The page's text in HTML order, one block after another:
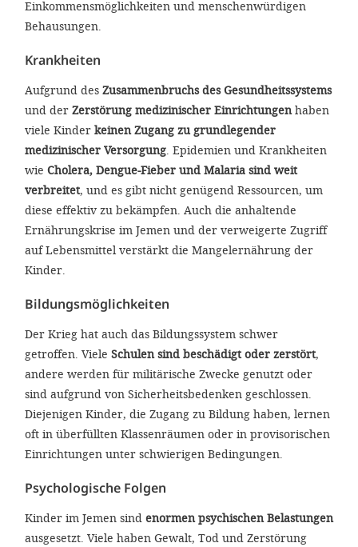
Einkommensmöglichkeiten und menschenwürdigen
Behausungen.
Krankheiten
Aufgrund des Zusammenbruchs des Gesundheitssystems
und der Zerstörung medizinischer Einrichtungenhaben
viele Kinder keinen Zugang zu grundlegender
medizinischer Versorgung. Epidemien und Krankheiten
wie Cholera, Dengue-Fieber und Malaria sind weit
verbreitet, und es gibt nicht genügend Ressourcen, um
diese effektiv zu bekämpfen. Auch die anhaltende
Ernährungskrise im Jemen und der verweigerte Zugriff
auf Lebensmittel verstärkt die Mangelernährung der
Kinder.
Bildungsmöglichkeiten
Der Krieg hat auch das Bildungssystem schwer
getroffen. Viele Schulen sind beschädigt oder zerstört,
andere werden für militärische Zwecke genutzt oder
sind aufgrund von Sicherheitsbedenken geschlossen.
Diejenigen Kinder, die Zugang zu Bildung haben, lernen
oft in überfüllten Klassenräumen oder in provisorischen
Einrichtungen unter schwierigen Bedingungen.
Psychologische Folgen
Kinder im Jemen sind enormen psychischen Belastungen
ausgesetzt. Viele haben Gewalt, Tod und Zerstörung